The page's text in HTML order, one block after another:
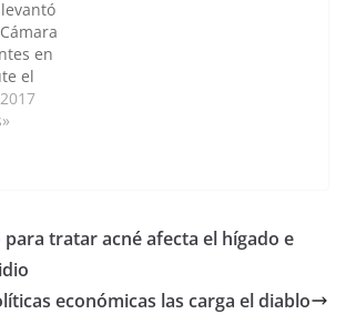
de la
en
el
tratar acné afecta el hígado e
económicas las carga el diablo